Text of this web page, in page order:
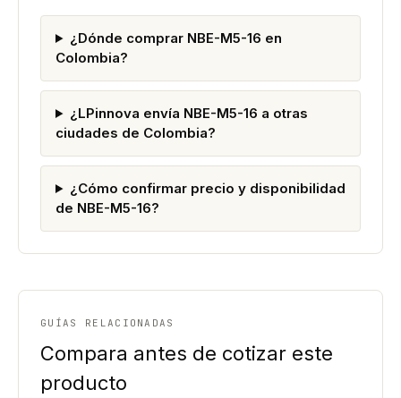
¿Dónde comprar NBE-M5-16 en
Colombia?
¿LPinnova envía NBE-M5-16 a otras
ciudades de Colombia?
¿Cómo confirmar precio y disponibilidad
de NBE-M5-16?
GUÍAS RELACIONADAS
Compara antes de cotizar este
producto